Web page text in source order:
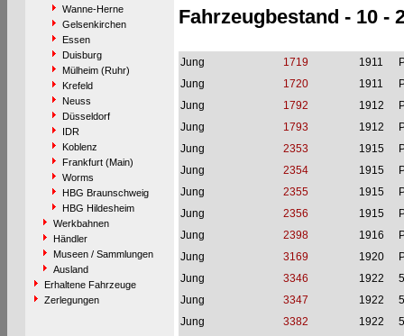
Wanne-Herne
Gelsenkirchen
Essen
Duisburg
Mülheim (Ruhr)
Krefeld
Neuss
Düsseldorf
IDR
Koblenz
Frankfurt (Main)
Worms
HBG Braunschweig
HBG Hildesheim
Werkbahnen
Händler
Museen / Sammlungen
Ausland
Erhaltene Fahrzeuge
Zerlegungen
Fahrzeugbestand - 10 -
Jung 1719 1911
Jung
1720 1911
Jung
1792 1912
Jung
1793 1912
Jung
2353 1915
Jung
2354 1915
Jung
2355 1915
Jung
2356 1915
Jung
2398 1916
Jung
3169 1920
Jung
3346 1922
Jung
3347 1922
Jung
3382 1922